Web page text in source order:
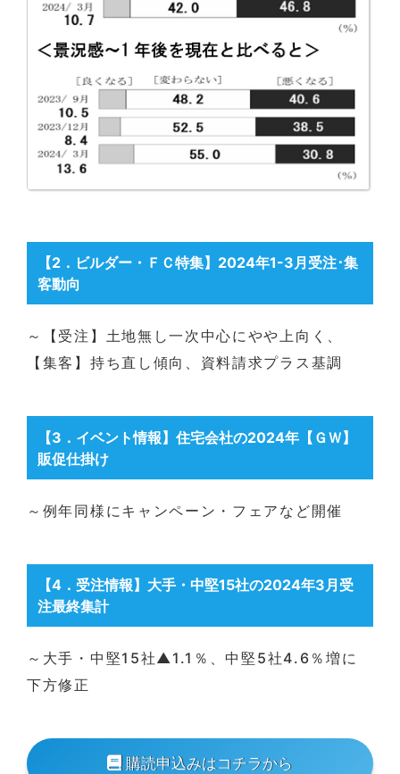
【2 ．ビルダー・ＦＣ特集】 2024年1-3月受注･集
客動向
～【受注】土地無し一次中心にやや上向く、
【集客】持ち直し傾向、資料請求プラス基調
【3 ．イベント情報】 住宅会社の2024年【ＧＷ】
販促仕掛け
～例年同様にキャンペーン・フェアなど開催
【4 ．受注情報】 大手・中堅15社の2024年3月受
注最終集計
～大手・中堅15社▲1.1％、中堅5社4.6％増に
下方修正
購読申込みはコチラから